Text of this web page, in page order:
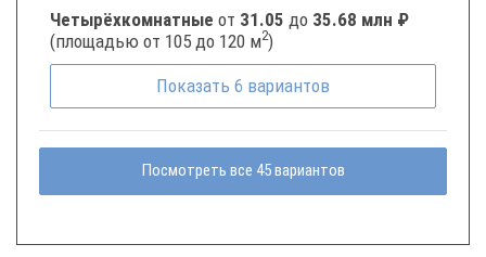
Четырёхкомнатные от 31.05 до 35.68 млн ₽
(площадью от 105 до 120 м2)
Показать 6 вариантов
Посмотреть все 45 вариантов